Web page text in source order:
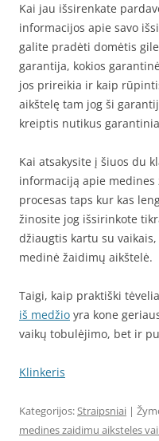
Kai jau išsirenkate
informacijos apie savo
galite pradėti domėtis
garantija, kokios
jos prireikia ir kaip
aikštelę tam jog ši
kreiptis nutikus
Kai atsakysite į šiuos du
informaciją apie
procesas taps kur kas
žinosite jog išsirinkote
džiaugtis kartu su
medinė žaidimų aikštelė.
Taigi, kaip praktiški
iš medžio yra kone
vaikų tobulėjimo, bet ir
Klinkeris
Kategorijos:Straipsniai |
medines zaidimu aiksteles